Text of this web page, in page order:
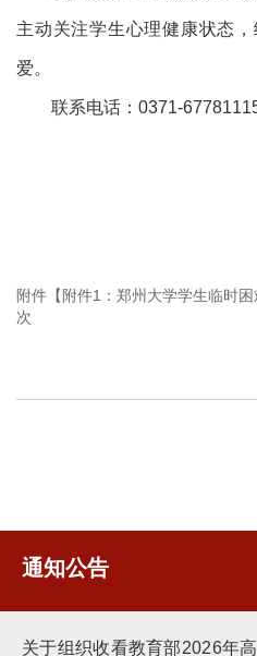
主动关注学生心理健康状态
爱。
联系电话：0371-
附件【 附件1：郑州大学学生临时
次
通知公告
关于组织收看教育部2026年